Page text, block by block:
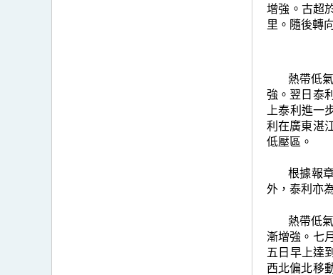
增強。古超
里。隨後轉
熱帶低
強。翌日泰
上泰利進一
利在廣東湛
低壓區。
根據報
外，泰利亦
熱帶低
漸增強。七
五日早上達
西北偏北移